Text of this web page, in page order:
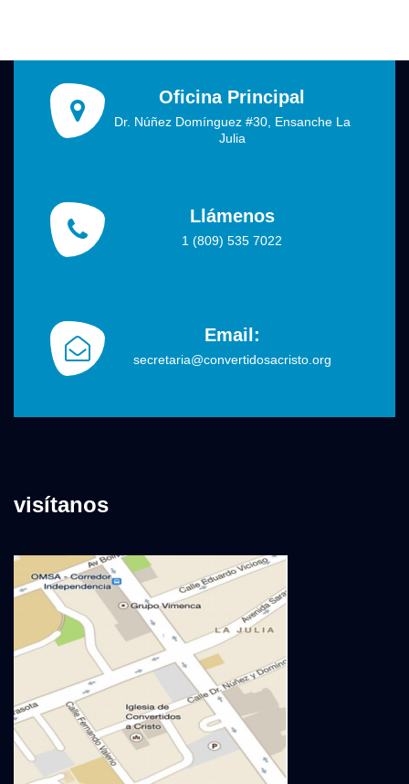
Oficina Principal
Dr. Núñez Domínguez #30, Ensanche La
Julia
Llámenos
1 (809) 535 7022
Email:
secretaria@convertidosacristo.org
visítanos